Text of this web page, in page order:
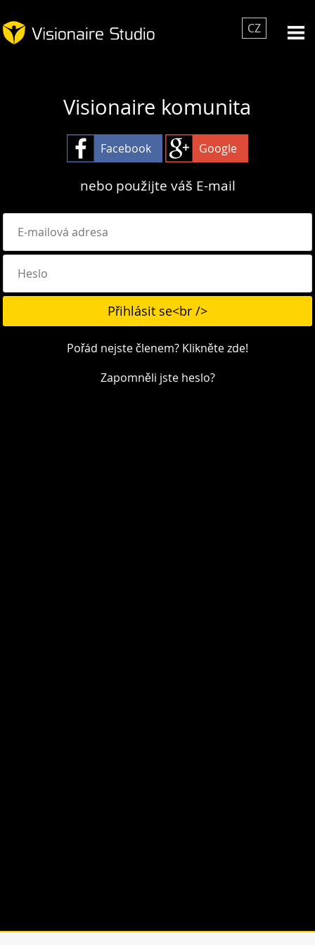
CZ
Visionaire komunita
Facebook Google
nebo použijte váš E-mail
Pořád nejste členem? Klikněte zde!
Zapomněli jste heslo?